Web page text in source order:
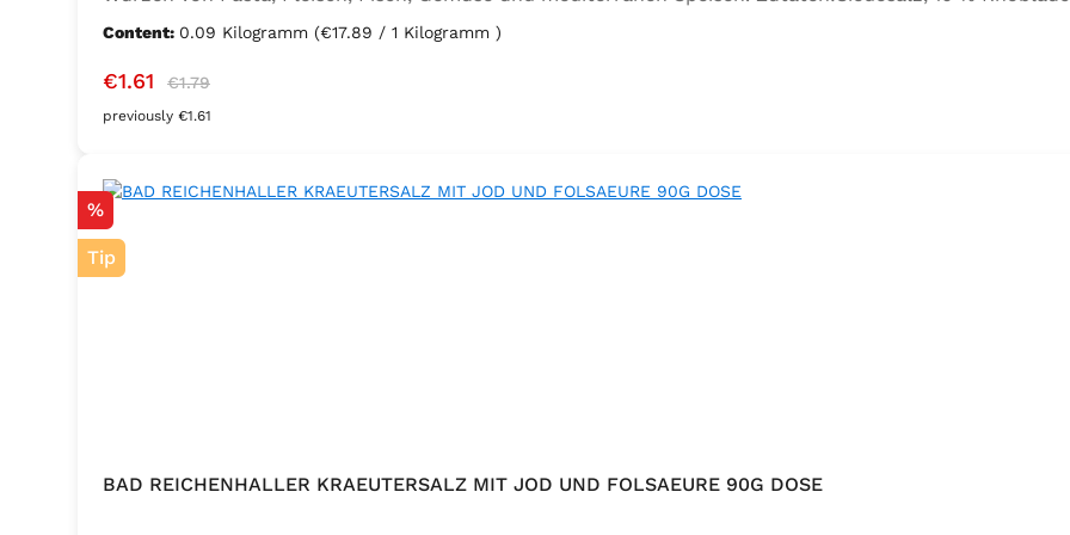
Sellerie, Zwiebel, Basilikum, Dill, Majoran, Lorbeer, Rosmarin, Oregano, Thymian), Trennmittel
Content: 0.09 Kilogramm (€17.89 / 1 Kilogramm )
Sale price:
€1.61 Regular price:
€1.79
previously €1.61
Discount
%
Tip
BAD REICHENHALLER KRAEUTERSALZ MIT JOD UND FOLSAEURE 90G DOSE